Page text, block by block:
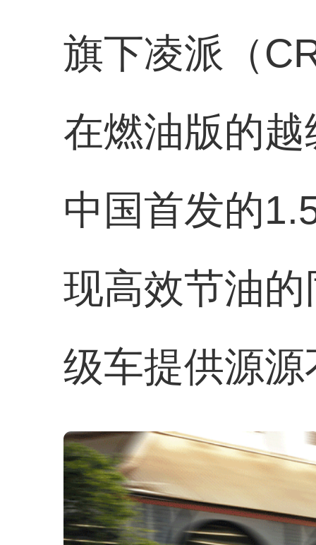
旗下凌派（
在燃油版的
中国首发的
现高效节油
级车提供源